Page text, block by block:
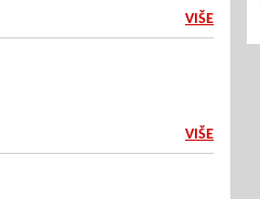
VIŠE
VIŠE